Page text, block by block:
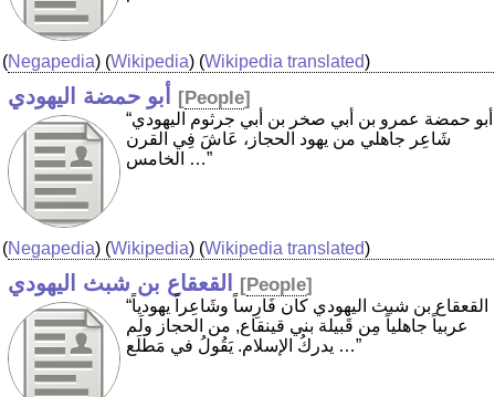
(Negapedia) (Wikipedia) (Wikipedia translated)
أبو حمضة اليهودي [People]
“أبو حمضة عمرو بن أبي صخر بن أبي جرثوم اليهودي
شَاعِر جاهلي من يهود الحجاز، عَاشَ فِي القرن
الخامس …”
(Negapedia) (Wikipedia) (Wikipedia translated)
القعقاع بن شبث اليهودي [People]
“القعقاع بن شبث اليهودي كان فَارِساً وشَاعِراً يهودياً
عربياً جاهلياً مِن قَبيلة بني قينقاع, من الحجاز ولَم
يدركُ الإسلام. يَقُولُ في مَطلَع …”